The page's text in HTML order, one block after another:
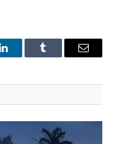
O
Tumblr
E-